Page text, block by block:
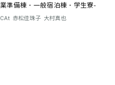
業準備棟・一般宿泊棟・学生寮-
CAt 赤松佳珠子 大村真也